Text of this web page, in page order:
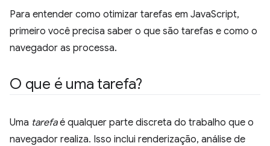
Para entender como otimizar tarefas em JavaScript,
primeiro você precisa saber o que são tarefas e como o
navegador as processa.
O que é uma tarefa?
Uma tarefaé qualquer parte discreta do trabalho que o
navegador realiza. Isso inclui renderização, análise de